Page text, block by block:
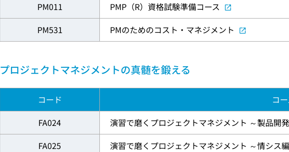
PM011
PMP（R）資格試験準備コース
PM531
PMのためのコスト・マネジメント
プロジェクトマネジメントの真髄を鍛える
コード
コ
FA024
演習で磨くプロジェクトマネジメント ～製品開
FA025
演習で磨くプロジェクトマネジメント ～情シス